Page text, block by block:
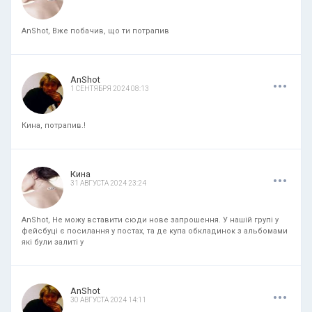
AnShot, Вже побачив, що ти потрапив
AnShot
1 СЕНТЯБРЯ 2024 08:13 ...
Кина, потрапив.!
Кина
31 АВГУСТА 2024 23:24 ...
AnShot, Не можу вставити сюди нове запрошення. У нашій групі у
фейсбуці є посилання у постах, та де купа обкладинок з альбомами
які були залиті у
AnShot
30 АВГУСТА 2024 14:11 ...